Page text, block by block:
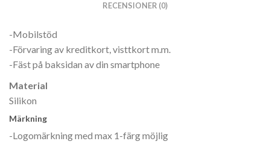
RECENSIONER (0)
-Mobilstöd
-Förvaring av kreditkort, visttkort m.m.
-Fäst på baksidan av din smartphone
Material
Silikon
Märkning
-Logomärkning med max 1-färg möjlig